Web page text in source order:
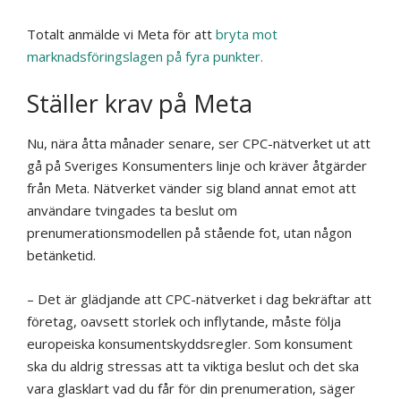
Totalt anmälde vi Meta för att bryta mot
marknadsföringslagen på fyra punkter.
Ställer krav på Meta
Nu, nära åtta månader senare, ser CPC-nätverket ut att
gå på Sveriges Konsumenters linje och kräver åtgärder
från Meta. Nätverket vänder sig bland annat emot att
användare tvingades ta beslut om
prenumerationsmodellen på stående fot, utan någon
betänketid.
– Det är glädjande att CPC-nätverket i dag bekräftar att
företag, oavsett storlek och inflytande, måste följa
europeiska konsumentskyddsregler. Som konsument
ska du aldrig stressas att ta viktiga beslut och det ska
vara glasklart vad du får för din prenumeration, säger